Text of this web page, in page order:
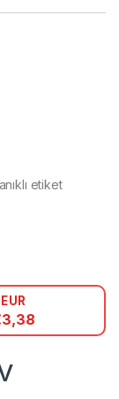
etiket
EUR
3,38